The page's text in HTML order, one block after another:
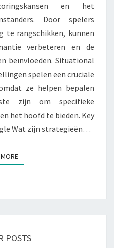
OPSTELLINGEN,
IMPACT
VAN
DE
SLAGVOLGORDE
en het
Door spelers
te rangschikken, kunnen
verbeteren en de
beïnvloeden. Situational
spelen een cruciale
ze helpen bepalen
zijn om specifieke
het hoofd te bieden. Key
Wat zijn strategieën…
READ MORE
POSTS